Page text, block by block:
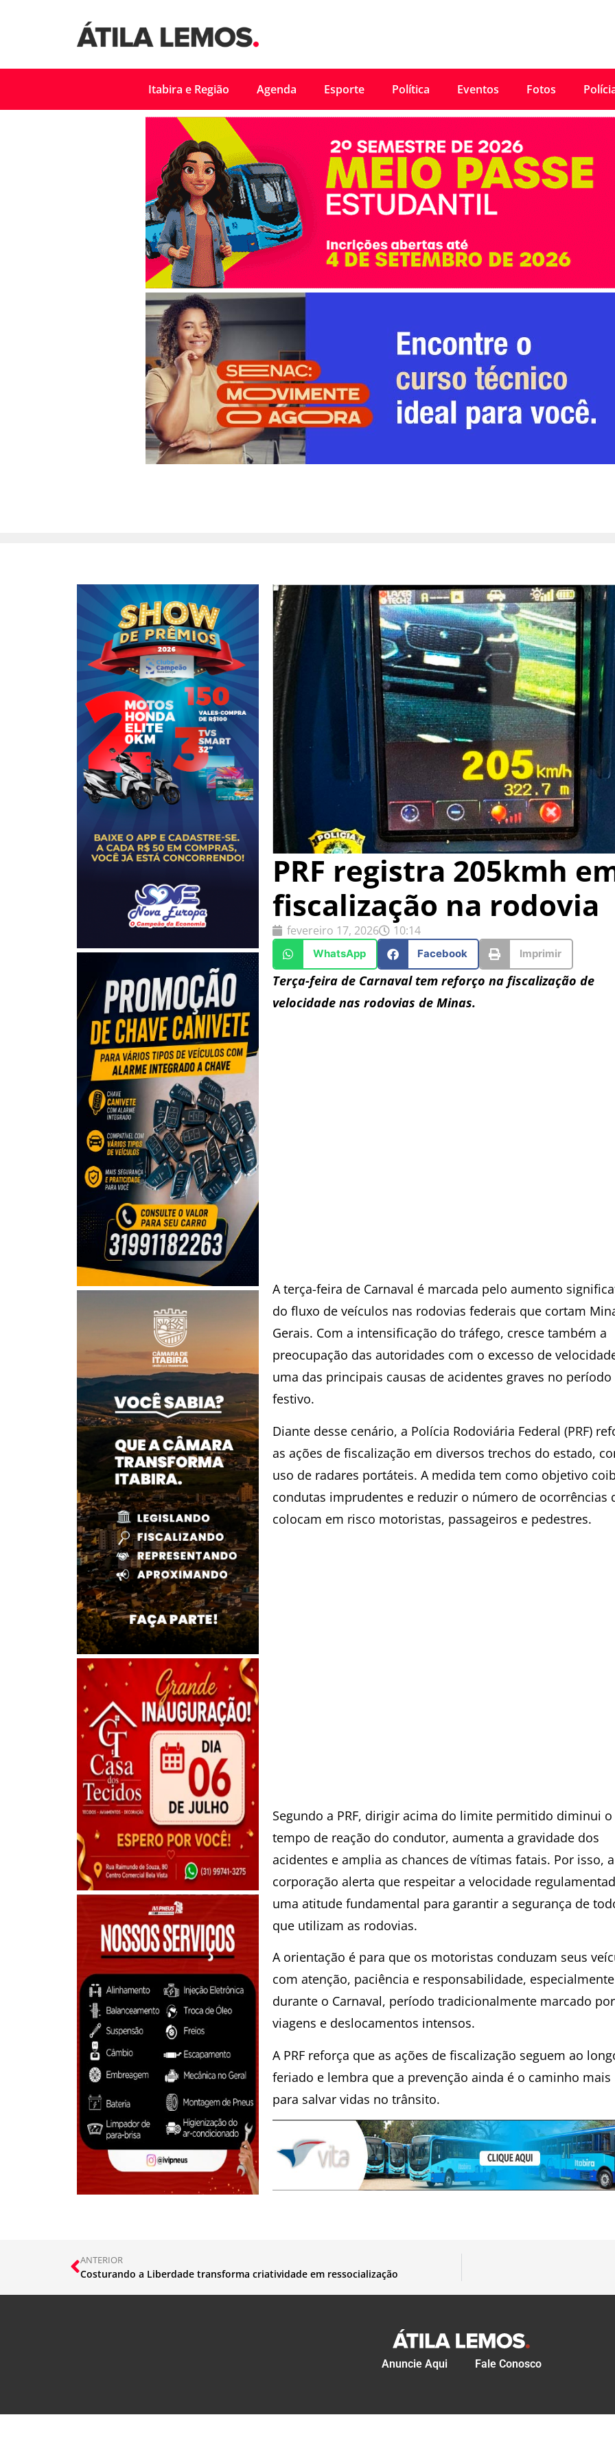
Itabira e Região Agenda Esporte Política Eventos Fotos
PRF registra 205kmh
fiscalização na rodovia
fevereiro 17, 2026 10:14
WhatsApp Facebook Imprimir
Terça-feira de Carnaval tem reforço na fiscalização de
velocidade nas rodovias de Minas.
A terça-feira de Carnaval é marcada pelo aumento
do fluxo de veículos nas rodovias federais que cortam
Gerais. Com a intensificação do tráfego, cresce também a
preocupação das autoridades com o excesso de
uma das principais causas de acidentes graves no período
festivo.
Diante desse cenário, a Polícia Rodoviária Federal (PRF)
as ações de fiscalização em diversos trechos do estado,
uso de radares portáteis. A medida tem como objetivo
condutas imprudentes e reduzir o número de ocorrências
colocam em risco motoristas, passageiros e pedestres.
Segundo a PRF, dirigir acima do limite permitido diminui o
tempo de reação do condutor, aumenta a gravidade dos
acidentes e amplia as chances de vítimas fatais. Por isso, a
corporação alerta que respeitar a velocidade
uma atitude fundamental para garantir a segurança de
que utilizam as rodovias.
A orientação é para que os motoristas conduzam seus
com atenção, paciência e responsabilidade, especialmente
durante o Carnaval, período tradicionalmente marcado por
viagens e deslocamentos intensos.
A PRF reforça que as ações de fiscalização seguem ao
feriado e lembra que a prevenção ainda é o caminho mais
para salvar vidas no trânsito.
ANTERIOR
Costurando a Liberdade transforma criatividade em ressocialização
Anuncie Aqui Fale Conosco